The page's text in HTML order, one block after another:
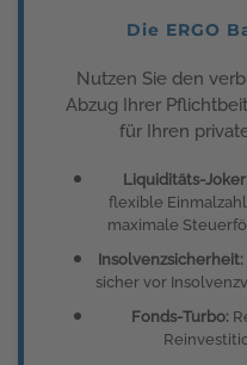
Die ERGO
Nutzen Sie den
Abzug Ihrer
für Ihren
Liquiditäts-Joker:
flexible
maximale
Insolvenzsicherheit:
sicher vor
Fonds-Turbo: